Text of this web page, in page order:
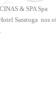
& SPA Spa
Saratoga nos